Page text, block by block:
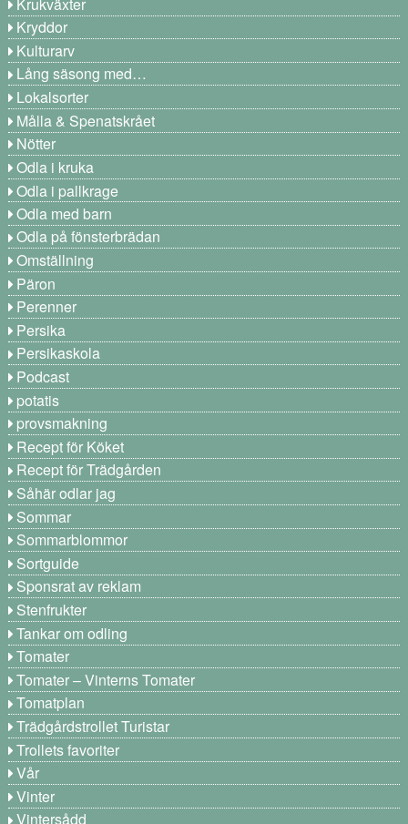
Kryddor
Kulturarv
Lång säsong med…
Lokalsorter
Målla & Spenatskrået
Nötter
Odla i kruka
Odla i pallkrage
Odla med barn
Odla på fönsterbrädan
Omställning
Päron
Perenner
Persika
Persikaskola
Podcast
potatis
provsmakning
Recept för Köket
Recept för Trädgården
Såhär odlar jag
Sommar
Sommarblommor
Sortguide
Sponsrat av reklam
Stenfrukter
Tankar om odling
Tomater
Tomater – Vinterns Tomater
Tomatplan
Trädgårdstrollet Turistar
Trollets favoriter
Vår
Vinter
Vintersådd